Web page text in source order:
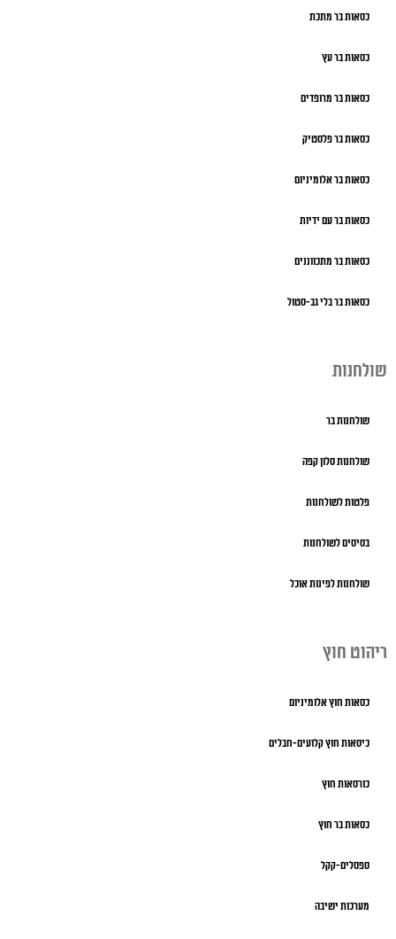
כסאות בר מתכת
כסאות בר עץ
כסאות בר מרופדים
כסאות בר פלסטיק
כסאות בר אלומיניום
כסאות בר עם ידיות
כסאות בר מתכווננים
כסאות בר בלי גב-סטול
שולחנות
שולחנות בר
שולחנות סלון קפה
פלטות לשולחנות
בסיסים לשולחנות
שולחנות לפינות אוכל
ריהוט חוץ
כסאות חוץ אלומיניום
כיסאות חוץ קלועים-חבלים
כורסאות חוץ
כסאות בר חוץ
ספסלים-קקל
מערכות ישיבה